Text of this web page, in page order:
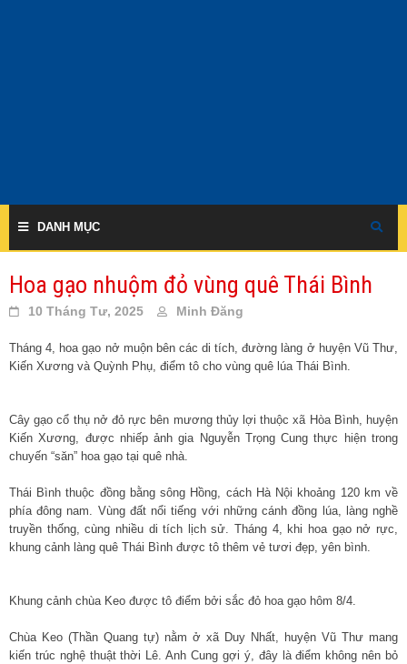
DANH MỤC
Hoa gạo nhuộm đỏ vùng quê Thái Bình
10 Tháng Tư, 2025 Minh Đăng
Tháng 4, hoa gạo nở muộn bên các di tích, đường làng ở huyện Vũ Thư,
Kiến Xương và Quỳnh Phụ, điểm tô cho vùng quê lúa Thái Bình.
Cây gạo cổ thụ nở đỏ rực bên mương thủy lợi thuộc xã Hòa Bình, huyện
Kiến Xương, được nhiếp ảnh gia Nguyễn Trọng Cung thực hiện trong
chuyến “săn” hoa gạo tại quê nhà.
Thái Bình thuộc đồng bằng sông Hồng, cách Hà Nội khoảng 120 km về
phía đông nam. Vùng đất nổi tiếng với những cánh đồng lúa, làng nghề
truyền thống, cùng nhiều di tích lịch sử. Tháng 4, khi hoa gạo nở rực,
khung cảnh làng quê Thái Bình được tô thêm vẻ tươi đẹp, yên bình.
Khung cảnh chùa Keo được tô điểm bởi sắc đỏ hoa gạo hôm 8/4.
Chùa Keo (Thần Quang tự) nằm ở xã Duy Nhất, huyện Vũ Thư mang
kiến trúc nghệ thuật thời Lê. Anh Cung gợi ý, đây là điểm không nên bỏ